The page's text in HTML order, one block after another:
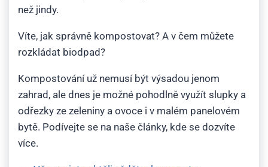
než jindy.
Víte, jak správně kompostovat? A v čem můžete
rozkládat biodpad?
Kompostování už nemusí být výsadou jenom
zahrad, ale dnes je možné pohodlně využít slupky a
odřezky ze zeleniny a ovoce i v malém panelovém
bytě. Podívejte se na naše články, kde se dozvíte
více.